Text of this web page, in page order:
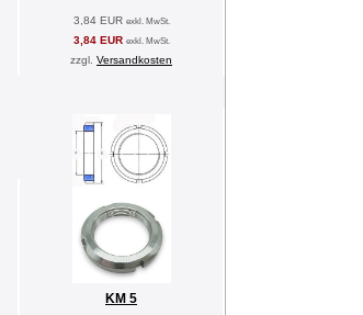
3,84 EUR exkl. MwSt.
3,84 EUR exkl. MwSt.
zzgl. Versandkosten
KM 5